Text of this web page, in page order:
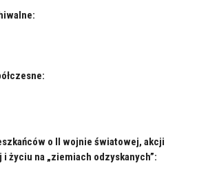
o II wojnie światowej, akcji
życiu na „ziemiach odzyskanych”: